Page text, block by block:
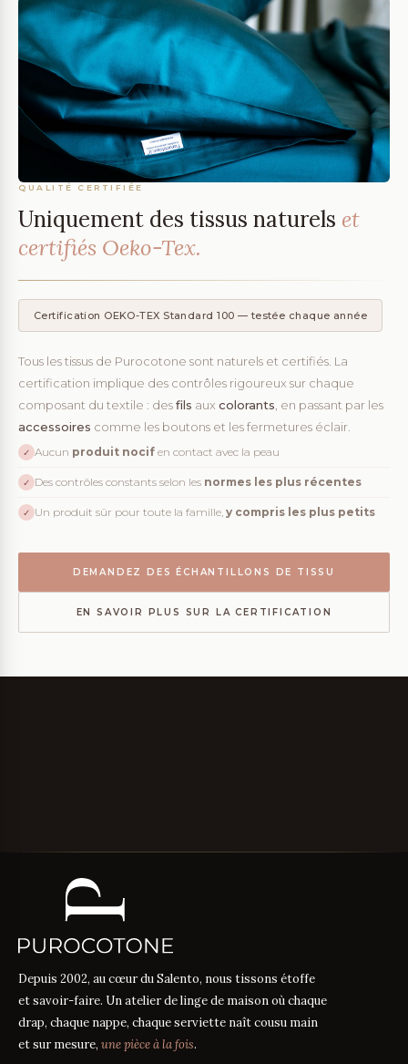
QUALITÉ CERTIFIÉE
Uniquement des tissus naturels et
certifiés Oeko-Tex.
Certification OEKO-TEX Standard 100 — testée chaque année
Tous les tissus de Purocotone sont naturels et certifiés. La
certification implique des contrôles rigoureux sur chaque
composant du textile : desfils aux colorants, en passant par les
accessoires comme les boutons et les fermetures éclair.
✓ Aucun produit nocif en contact avec la peau
✓ Des contrôles constants selon les normes les plus récentes
✓ Un produit sûr pour toute la famille, y compris les plus petits
DEMANDEZ DES ÉCHANTILLONS DE TISSU
EN SAVOIR PLUS SUR LA CERTIFICATION
Depuis 2002, au cœur du Salento, nous tissons étoffe
et savoir-faire. Un atelier de linge de maison où chaque
drap, chaque nappe, chaque serviette naît cousu main
et sur mesure, une pièce à la fois.